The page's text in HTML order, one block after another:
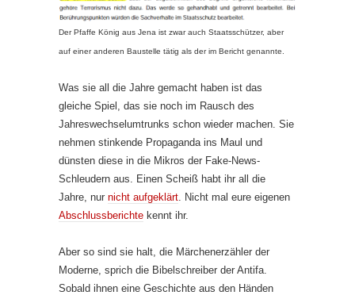
Der Pfaffe König aus Jena ist zwar auch Staatsschützer, aber
auf einer anderen Baustelle tätig als der im Bericht genannte.
Was sie all die Jahre gemacht haben ist das
gleiche Spiel, das sie noch im Rausch des
Jahreswechselumtrunks schon wieder machen. Sie
nehmen stinkende Propaganda ins Maul und
dünsten diese in die Mikros der Fake-News-
Schleudern aus. Einen Scheiß habt ihr all die
Jahre, nur nicht aufgeklärt . Nicht mal eure eigenen
Abschlussberichte kennt ihr.
Aber so sind sie halt, die Märchenerzähler der
Moderne, sprich die Bibelschreiber der Antifa.
Sobald ihnen eine Geschichte aus den Händen